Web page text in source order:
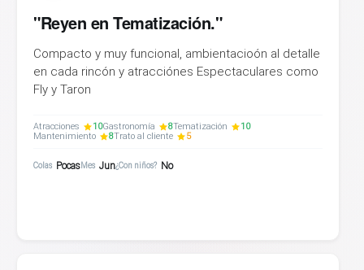
"Reyen en Tematización."
Compacto y muy funcional, ambientacioón al detalle
en cada rincón y atracciónes Espectaculares como
Fly y Taron
Atracciones 10Gastronomía 8Tematización
10
Mantenimiento
8Trato al cliente 5
Colas PocasMes Jun¿Con niños? No